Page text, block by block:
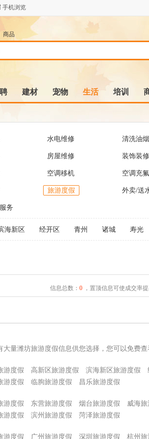
手机浏览
商品
建材 宠物 生活 培训
水电维修 清洗油
房屋维修 装饰装修
空调移机 空调充氟
旅游度假 外卖/送
务
海新区 经开区 青州 诸城 寿光
信息总数： 0，置顶信息可使成交率提
量潍坊旅游度假信息供您选择，您可以免费查
游度假 高新区旅游度假 滨海新区旅游度假
游度假 临朐旅游度假 昌乐旅游度假
游度假 东营旅游度假 烟台旅游度假 威海
游度假 滨州旅游度假 菏泽旅游度假
游度假 广州旅游度假 深圳旅游度假 杭州旅